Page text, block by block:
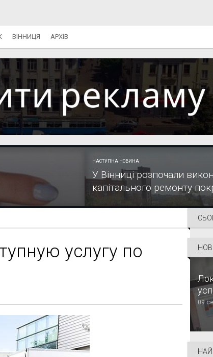
ВІННИЦЯ АРХІВ
НАСТУПНА НОВИНА
У Вінниці розпочали
капітального ремонту
услугу по
09